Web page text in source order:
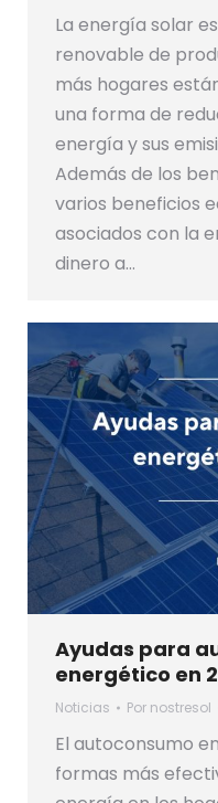
La energía solar
renovable de
más hogares
una forma de
energía y sus
Además de los
varios beneficios
asociados con la
dinero a…
Ayudas para
energético en
Noticias Por nostresol
El autoconsumo
formas más